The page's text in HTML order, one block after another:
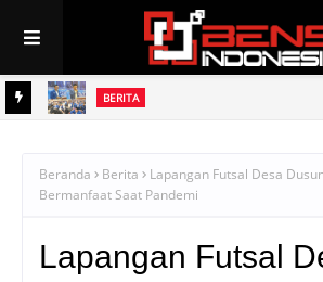
BERITA
Beranda Berita
Lapangan Futsal Desa
Bermanfaat Saat Pandemi
Lapangan Futsal